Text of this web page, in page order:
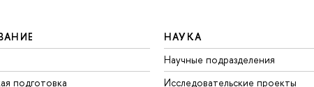
подготовка
НАУКА
Научные подразделения
Исследовательские проекты